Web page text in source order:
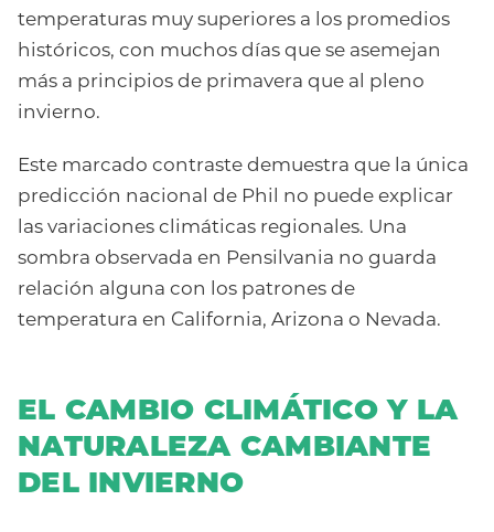
temperaturas muy superiores a los promedios
históricos, con muchos días que se asemejan
más a principios de primavera que al pleno
invierno.
Este marcado contraste demuestra que la única
predicción nacional de Phil no puede explicar
las variaciones climáticas regionales. Una
sombra observada en Pensilvania no guarda
relación alguna con los patrones de
temperatura en California, Arizona o Nevada.
EL CAMBIO CLIMÁTICO Y LA
NATURALEZA CAMBIANTE
DEL INVIERNO